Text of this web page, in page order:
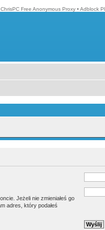
ChrisPC Free Anonymous Proxy • Adblock
Jeżeli nie zmieniałeś go
adres, który podałeś